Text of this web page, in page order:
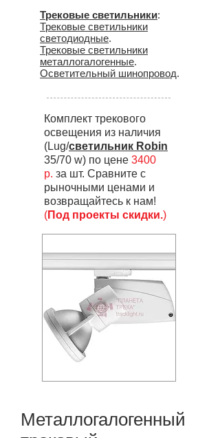
Трековые светильники:
Трековые светильники
светодиодные.
Трековые светильники
металлогалогенные.
Осветительный шинопровод.
Комплект трекового
освещения из наличия
(Lug/светильник Robin
35/70 w) по цене 3400
р. за шт. Сравните с
рыночными ценами и
возвращайтесь к нам!
(Под проекты скидки.)
Металлогалогенный